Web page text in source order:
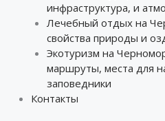
инфраструктура, и
Лечебный отдых на
свойства природы и
Экотуризм на
маршруты, места для
заповедники
Контакты